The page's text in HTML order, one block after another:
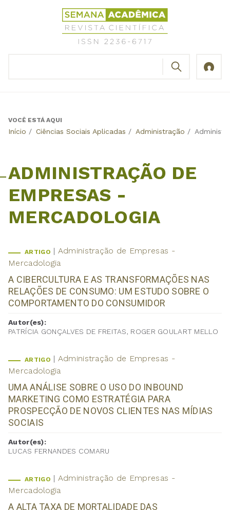
Revista
Científica
Semana
Back
VOCÊ ESTÁ AQUI
Início / Ciências Sociais Aplicadas / Administração /
ADMINISTRAÇÃO DE
EMPRESAS -
MERCADOLOGIA
ARTIGO
Administração de Empresas -
Mercadologia
A CIBERCULTURA E AS TRANSFORMAÇÕES NAS
RELAÇÕES DE CONSUMO: UM ESTUDO SOBRE O
COMPORTAMENTO DO CONSUMIDOR
Autor(es):
PATRÍCIA GONÇALVES DE FREITAS, ROGER GOULART MELLO
ARTIGO
Administração de Empresas -
Mercadologia
UMA ANÁLISE SOBRE O USO DO INBOUND
MARKETING COMO ESTRATÉGIA PARA
PROSPECÇÃO DE NOVOS CLIENTES NAS MÍDIAS
SOCIAIS
Autor(es):
LUCAS FERNANDES COMARU
ARTIGO
Administração de Empresas -
Mercadologia
A ALTA TAXA DE MORTALIDADE DAS